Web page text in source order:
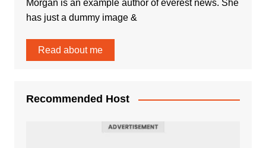
Morgan is an example author of everest news. She
has just a dummy image &
Read about me
Recommended Host